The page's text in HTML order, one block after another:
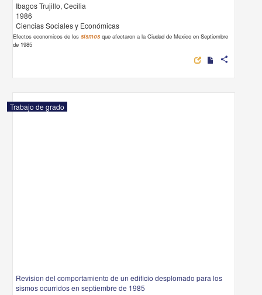
Ibagos Trujillo, Cecilia
1986
Ciencias Sociales y Económicas
Efectos economicos de lossismosque afectaron a la Ciudad de Mexico en Septiembre
de 1985
share
Trabajo de grado
Revision del comportamiento de un edificio desplomado para los
sismos ocurridos en septiembre de 1985